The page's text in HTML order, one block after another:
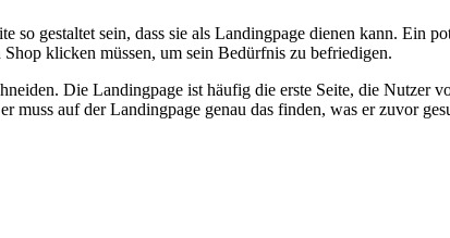
so gestaltet sein, dass sie als Landingpage dienen kann. Ein
klicken müssen, um sein Bedürfnis zu befriedigen.
Die Landingpage ist häufig die erste Seite, die Nutzer
muss auf der Landingpage genau das finden, was er zuvor